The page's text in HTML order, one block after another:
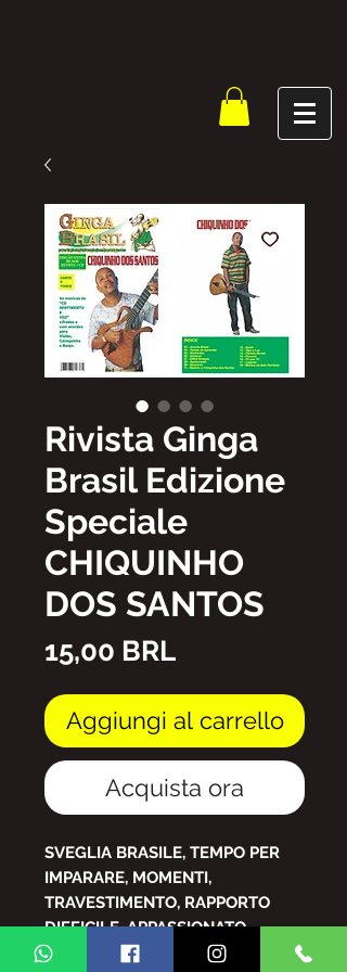
Rivista Ginga
Brasil Edizione
Speciale
CHIQUINHO
DOS SANTOS
15,00 BRLPrezzo
Aggiungi al carrello
Acquista ora
SVEGLIA BRASILE, TEMPO PER
IMPARARE, MOMENTI,
TRAVESTIMENTO, RAPPORTO
DIFFICILE, APPASSIONATO,
RISALITA, APPELLO, VEDERE